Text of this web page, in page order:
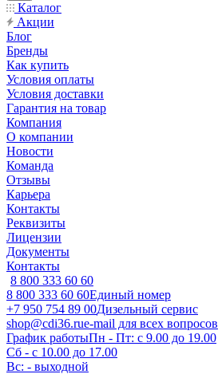
Каталог
Акции
Блог
Бренды
Как купить
Условия оплаты
Условия доставки
Гарантия на товар
Компания
О компании
Новости
Команда
Отзывы
Карьера
Контакты
Реквизиты
Лицензии
Документы
Контакты
8 800 333 60 60
8 800 333 60 60Единый номер
+7 950 754 89 00Дизельный сервис
shop@cdi36.rue-mail для всех вопросов
График работыПн - Пт: с 9.00 до 19.00
Сб - с 10.00 до 17.00
Вс: - выходной